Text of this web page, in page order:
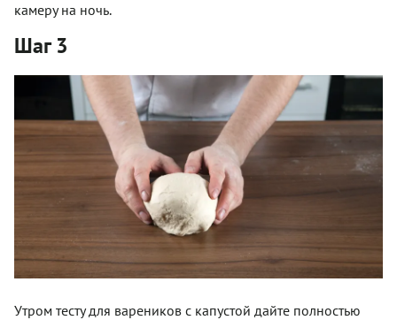
камеру на ночь.
Шаг 3
Утром тесту для вареников с капустой дайте полностью